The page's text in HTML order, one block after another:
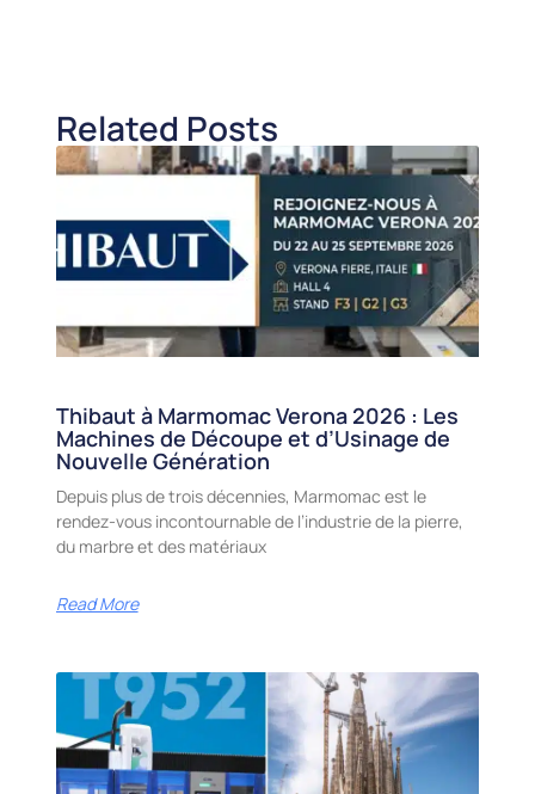
Related Posts
Thibaut à Marmomac Verona 2026 : Les
Machines de Découpe et d’Usinage de
Nouvelle Génération
Depuis plus de trois décennies, Marmomac est le
rendez-vous incontournable de l’industrie de la pierre,
du marbre et des matériaux
Read More